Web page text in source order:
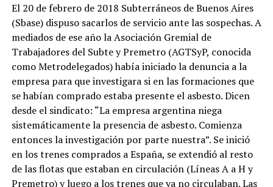
El 20 de febrero de 2018 Subterráneos de Buenos Aires
(Sbase) dispuso sacarlos de servicio ante las sospechas. A
mediados de ese año la Asociación Gremial de
Trabajadores del Subte y Premetro (AGTSyP, conocida
como Metrodelegados) había iniciado la denuncia a la
empresa para que investigara si en las formaciones que
se habían comprado estaba presente el asbesto. Dicen
desde el sindicato: “La empresa argentina niega
sistemáticamente la presencia de asbesto. Comienza
entonces la investigación por parte nuestra”. Se inició
en los trenes comprados a España, se extendió al resto
de las flotas que estaban en circulación (Líneas A a H y
Premetro) y luego a los trenes que ya no circulaban. Las